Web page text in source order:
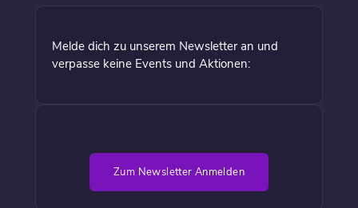
Melde dich zu unserem Newsletter an und
verpasse keine Events und Aktionen:
Zum Newsletter Anmelden